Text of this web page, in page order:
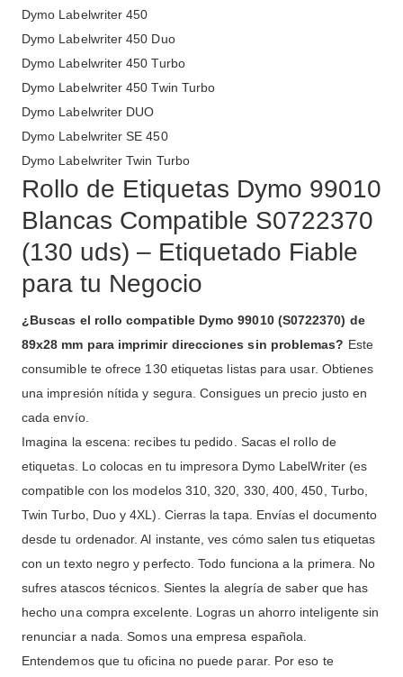
Dymo Labelwriter 450
Dymo Labelwriter 450 Duo
Dymo Labelwriter 450 Turbo
Dymo Labelwriter 450 Twin Turbo
Dymo Labelwriter DUO
Dymo Labelwriter SE 450
Dymo Labelwriter Twin Turbo
Rollo de Etiquetas Dymo 99010
Blancas Compatible S0722370
(130 uds) – Etiquetado Fiable
para tu Negocio
¿Buscas el rollo compatible Dymo 99010 (S0722370) de
89x28 mm para imprimir direcciones sin problemas? Este
consumible te ofrece 130 etiquetas listas para usar. Obtienes
una impresión nítida y segura. Consigues un precio justo en
cada envío.
Imagina la escena: recibes tu pedido. Sacas el rollo de
etiquetas. Lo colocas en tu impresora Dymo LabelWriter (es
compatible con los modelos 310, 320, 330, 400, 450, Turbo,
Twin Turbo, Duo y 4XL). Cierras la tapa. Envías el documento
desde tu ordenador. Al instante, ves cómo salen tus etiquetas
con un texto negro y perfecto. Todo funciona a la primera. No
sufres atascos técnicos. Sientes la alegría de saber que has
hecho una compra excelente. Logras un ahorro inteligente sin
renunciar a nada. Somos una empresa española.
Entendemos que tu oficina no puede parar. Por eso te